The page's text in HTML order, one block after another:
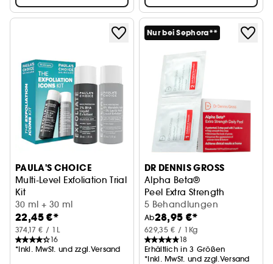
PAULA'S CHOICE
Multi-Level Exfoliation Trial
Kit
Peeling-Duo zum Entdecken mit AHA + BHA
30 ml + 30 ml
22,45 €*
374,17 € / 1L
16
*Inkl. MwSt. und zzgl.Versand
Nur bei Sephora**
DR DENNIS GROSS
Alpha Beta®
Peel Extra Strength
5 Behandlungen
Ab28,95 €*
629,35 € / 1Kg
18
Erhältlich in 3 Größen
*Inkl. MwSt. und zzgl.Versand